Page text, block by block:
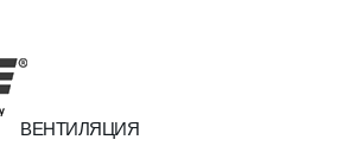
ВЕНТИЛЯЦИЯ